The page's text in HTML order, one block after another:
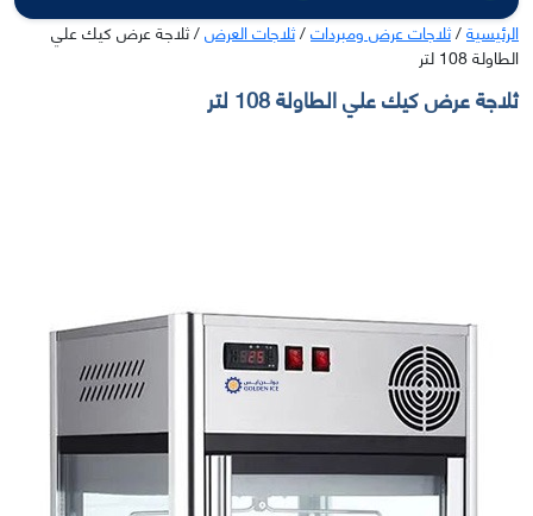
الرئيسية/ثلاجات عرض ومبردات/ثلاجات العرض/ ثلاجة عرض كيك علي
الطاولة 108 لتر
ثلاجة عرض كيك علي الطاولة 108 لتر